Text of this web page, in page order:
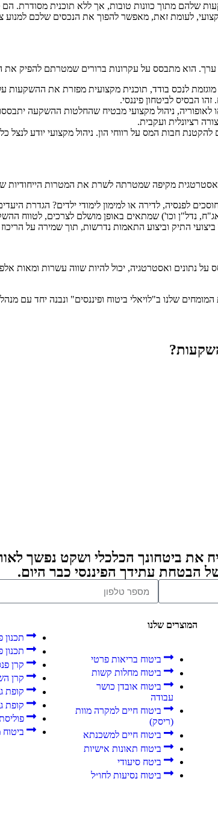
שלהם מתוך כוונות טובות, אך ללא תוכנית מסודרת.
לעומת זאת, מאפשר להפוך את הנכסים שלכם למנוע
ערך. הוא מתבסס על עקרונות ברורים שמטרתם להפיק את
לנכס בודד, תוכנית מקצועית מפזרת את ההשקעות על
הבסיס לביטחון פיננסי.
ניהול מקצועי מבטיח שהחלטות ההשקעה
רציונלית ועקבית.
להקטנת חבות המס על רווחי הון. ניהול מקצועי יודע
מקיפה שמטרתה לשרת את המטרות הייחודיות
לפנסיה, לדירה או למימון לימודי ילדים? הגדרת
נדל"ן וכו') שמתאים באופן מושלם לצרכים, לטווח
התיק וביצוע התאמות נדרשות, תוך שמירה על
על נתונים ואסטרטגיה, יכול להיות שווה עשרות ומאות
שלנו ב"לויאלי ביטוח ופיננסים" ונבנה יחד עם
את ביטחונך הכלכלי ושקט נפשך
הבטחת עתידך הפיננסי כבר היום.
המוצרים שלנו
ביטוח בריאות פרטי
ביטוח מחלות קשות
ביטוח אובדן כושר
עבודה
ביטוח חיים למקרה מוות
(ריסק)
ביטוח חיים למשכנתא
ביטוח תאונות אישיות
ביטח סיעודי
ביטוח נסיעות לחו״ל
תכנון
תכנון
קרן
קרן
קופת
קופת
ביטוח